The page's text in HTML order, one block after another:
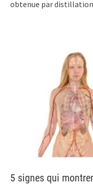
obtenue par distillation
5 signes qui